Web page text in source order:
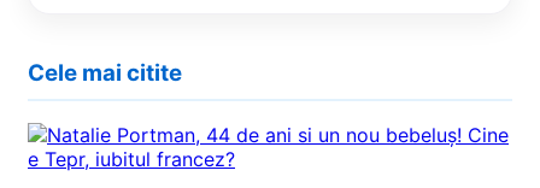
Cele mai citite